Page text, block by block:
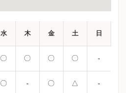
水 木 金 土 日
〇 〇 〇 〇 -
〇 - 〇 △ -